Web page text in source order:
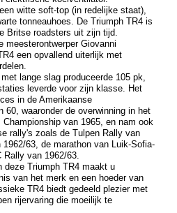
witte soft-top (in redelijke staat),
tonneauhoes. De Triumph TR4 is
Britse roadsters uit zijn tijd.
meesterontwerper Giovanni
een opvallend uiterlijk met
lange slag produceerde 105 pk,
leverde voor zijn klasse. Het
in de Amerikaanse
60, waaronder de overwinning in het
van 1965, en nam ook
rally's zoals de Tulpen Rally van
63, de marathon van Luik-Sofia-
van 1962/63.
deze Triumph TR4 maakt u
van het merk en een hoeder van
TR4 biedt gedeeld plezier met
rijervaring die moeilijk te